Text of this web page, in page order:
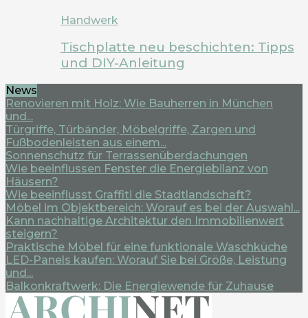
Handwerk
Tischplatte neu beschichten: Tipps
und DIY-Anleitung
News
Renovieren mit Holz: Wie Bauherren in München
und...
Türgriffe, Türbänder, Möbelgriffe, Zargen und
Fußbodenleisten aus einem...
Sonnenschutz für Terrassenüberdachungen
Wie beeinflussen Fenster die Energiebilanz von
Häusern?
Wie beeinflusst Graffiti die Stadtlandschaft?
Möbel im Objektbereich: Worauf es bei der Auswahl...
Kann nachhaltige Architektur den Immobilienwert
steigern?
Praktische Möbel für eine funktionale Waschküche
LED-Panels kaufen: Worauf Sie bei Größe, Leistung
und...
Balkonkraftwerk: Die Energiewende für Zuhause